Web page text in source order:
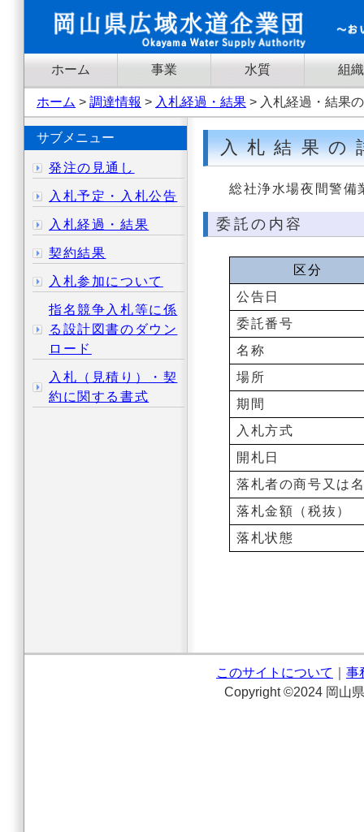
ホーム 事業 水質 組織
ホーム > 調達情報 > 入札経過・結果 > 入札経過・結果
入札結果の
総社浄水場夜間警備
委託の内容
区分
公告日
委託番号
名称
場所
期間
入札方式
開札日
落札者の商号又は
落札金額（税抜）
落札状態
サブメニュー
発注の見通し
入札予定・入札公告
入札経過・結果
契約結果
入札参加について
指名競争入札等に係
る設計図書のダウン
ロード
入札（見積り）・契
約に関する書式
このサイトについて
事
Copyright ©2024 岡山